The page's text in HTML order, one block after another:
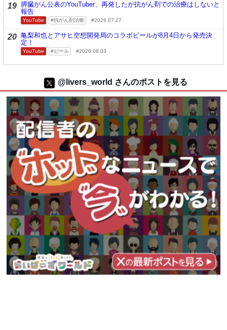
19 膵臓がん公表のYouTuber、再発したが抗がん剤での治療はしないと
報告
YouTube 抗がん剤治療 2026.07.27
20 亀梨和也とアサヒ空想開発局のコラボビールが8月4日から発売決
定！
YouTube ビール 2026.08.03
@livers_world さんのポストを見る